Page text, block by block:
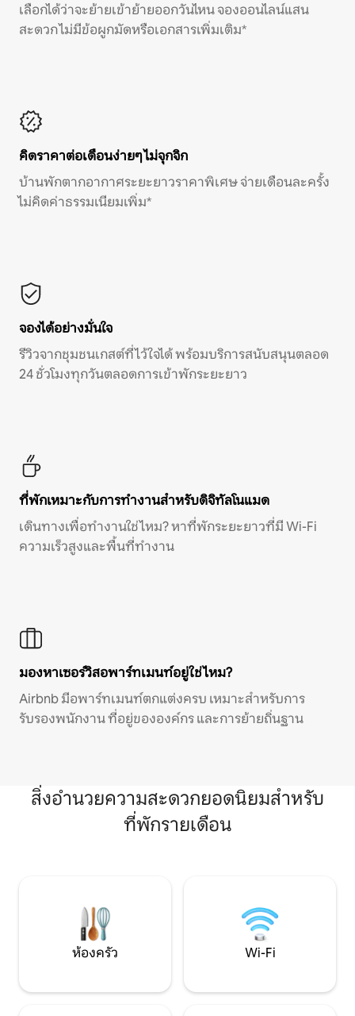
เลือกได้ว่าจะย้ายเข้าย้ายออกวันไหน จองออนไลน์แสน
สะดวก ไม่มีข้อผูกมัดหรือเอกสารเพิ่มเติม*
คิดราคาต่อเดือนง่ายๆ ไม่จุกจิก
บ้านพักตากอากาศระยะยาวราคาพิเศษ จ่ายเดือนละครั้ง
ไม่คิดค่าธรรมเนียมเพิ่ม*
จองได้อย่างมั่นใจ
รีวิวจากชุมชนเกสต์ที่ไว้ใจได้ พร้อมบริการสนับสนุนตลอด
24 ชั่วโมงทุกวันตลอดการเข้าพักระยะยาว
ที่พักเหมาะกับการทำงานสำหรับดิจิทัลโนแมด
เดินทางเพื่อทำงานใช่ไหม? หาที่พักระยะยาวที่มี Wi-Fi
ความเร็วสูงและพื้นที่ทำงาน
มองหาเซอร์วิสอพาร์ทเมนท์อยู่ใช่ไหม?
Airbnb มีอพาร์ทเมนท์ตกแต่งครบ เหมาะสำหรับการ
รับรองพนักงาน ที่อยู่ขององค์กร และการย้ายถิ่นฐาน
สิ่งอำนวยความสะดวกยอดนิยมสำหรับ
ที่พักรายเดือน
ห้องครัว Wi-Fi